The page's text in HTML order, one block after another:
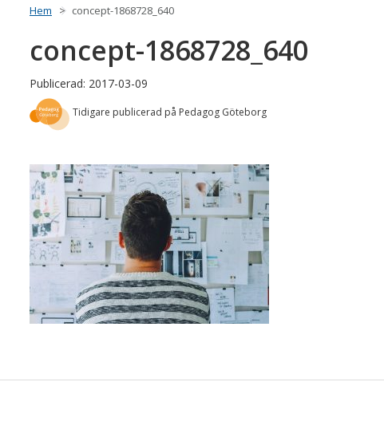
Hem concept-1868728_640
concept-1868728_640
Publicerad: 2017-03-09
Tidigare publicerad på Pedagog Göteborg